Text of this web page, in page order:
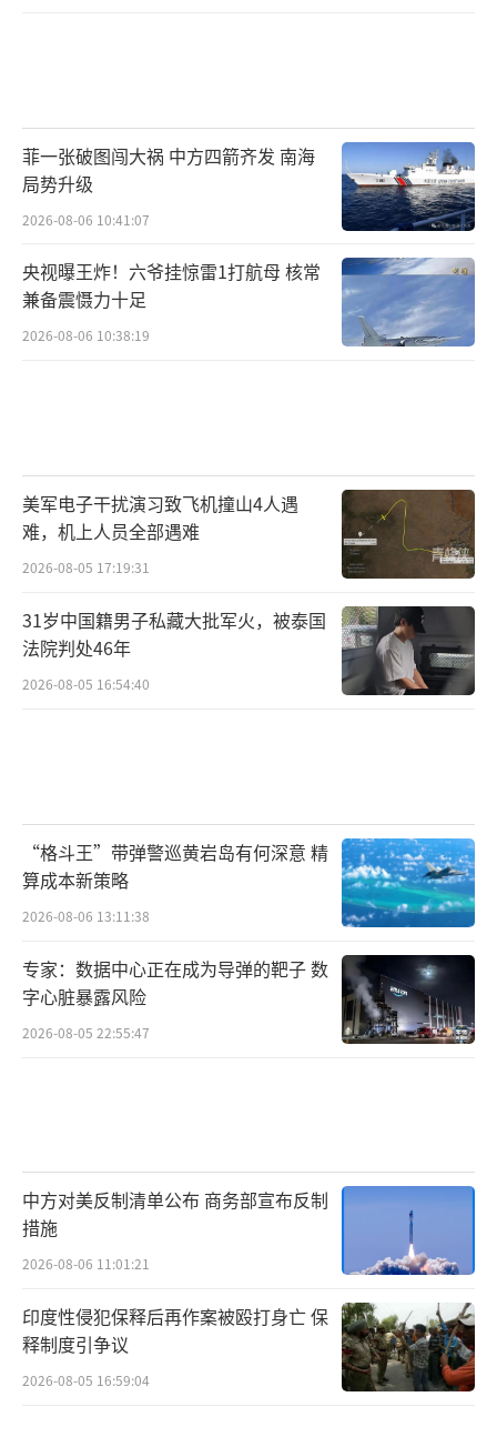
威者发生冲突，最终超过20人被捕。
8日，尽管洛杉矶警察局发表声明称抗议活
动已“平安结束”，但抗议者与国民警卫队的
冲突依然在持续。
对此，特朗普在其社交媒体平台“真实社
交”上发文称，洛杉矶已被非法移民和罪
同时，特朗普还指控抗议者向警察“吐口
水”，甚至声称“他们吐口水，我们就动
手”（they spit, we hit），并表示从今以后不
当天，美国北方司令部发表声明称，根据
美国国防部长赫格塞思指示，已有500名美海军
突。
恶性暴力冲突背后的社会问题。
本次洛杉矶骚乱，是美国长期来多重矛盾
汇集的一次集体爆发，反映出特朗普上台以来
美国社会及政治的严重撕裂。
致了此次洛杉矶骚乱。
特朗普签署行政令，赋予联邦机构极大的
行动权力，允许他们对主观认定的“非法移
了国际社会的广泛谴责。
然而，加州有自己的“移民故事”。具体
菲一张破图闯大祸 中方四箭齐发 南海
局势升级
2026-08-06 10:41:07
央视曝王炸！六爷挂惊雷1打航母 核常
兼备震慑力十足
2026-08-06 10:38:19
美军电子干扰演习致飞机撞山4人遇
难，机上人员全部遇难
2026-08-05 17:19:31
31岁中国籍男子私藏大批军火，被泰国
法院判处46年
2026-08-05 16:54:40
“格斗王”带弹警巡黄岩岛有何深意 精
算成本新策略
2026-08-06 13:11:38
专家：数据中心正在成为导弹的靶子 数
字心脏暴露风险
2026-08-05 22:55:47
中方对美反制清单公布 商务部宣布反制
措施
2026-08-06 11:01:21
印度性侵犯保释后再作案被殴打身亡 保
释制度引争议
2026-08-05 16:59:04